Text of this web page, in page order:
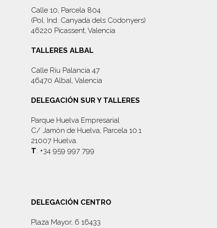
Calle 10, Parcela 804
(Pol. Ind. Canyada dels Codonyers)
46220 Picassent, Valencia
TALLERES ALBAL
Calle Riu Palancia 47
46470 Albal, Valencia
DELEGACIÓN SUR Y TALLERES
Parque Huelva Empresarial
C/ Jamón de Huelva, Parcela 10.1
21007 Huelva.
T: +34 959 997 799
DELEGACIÓN CENTRO
Plaza Mayor, 6 16433